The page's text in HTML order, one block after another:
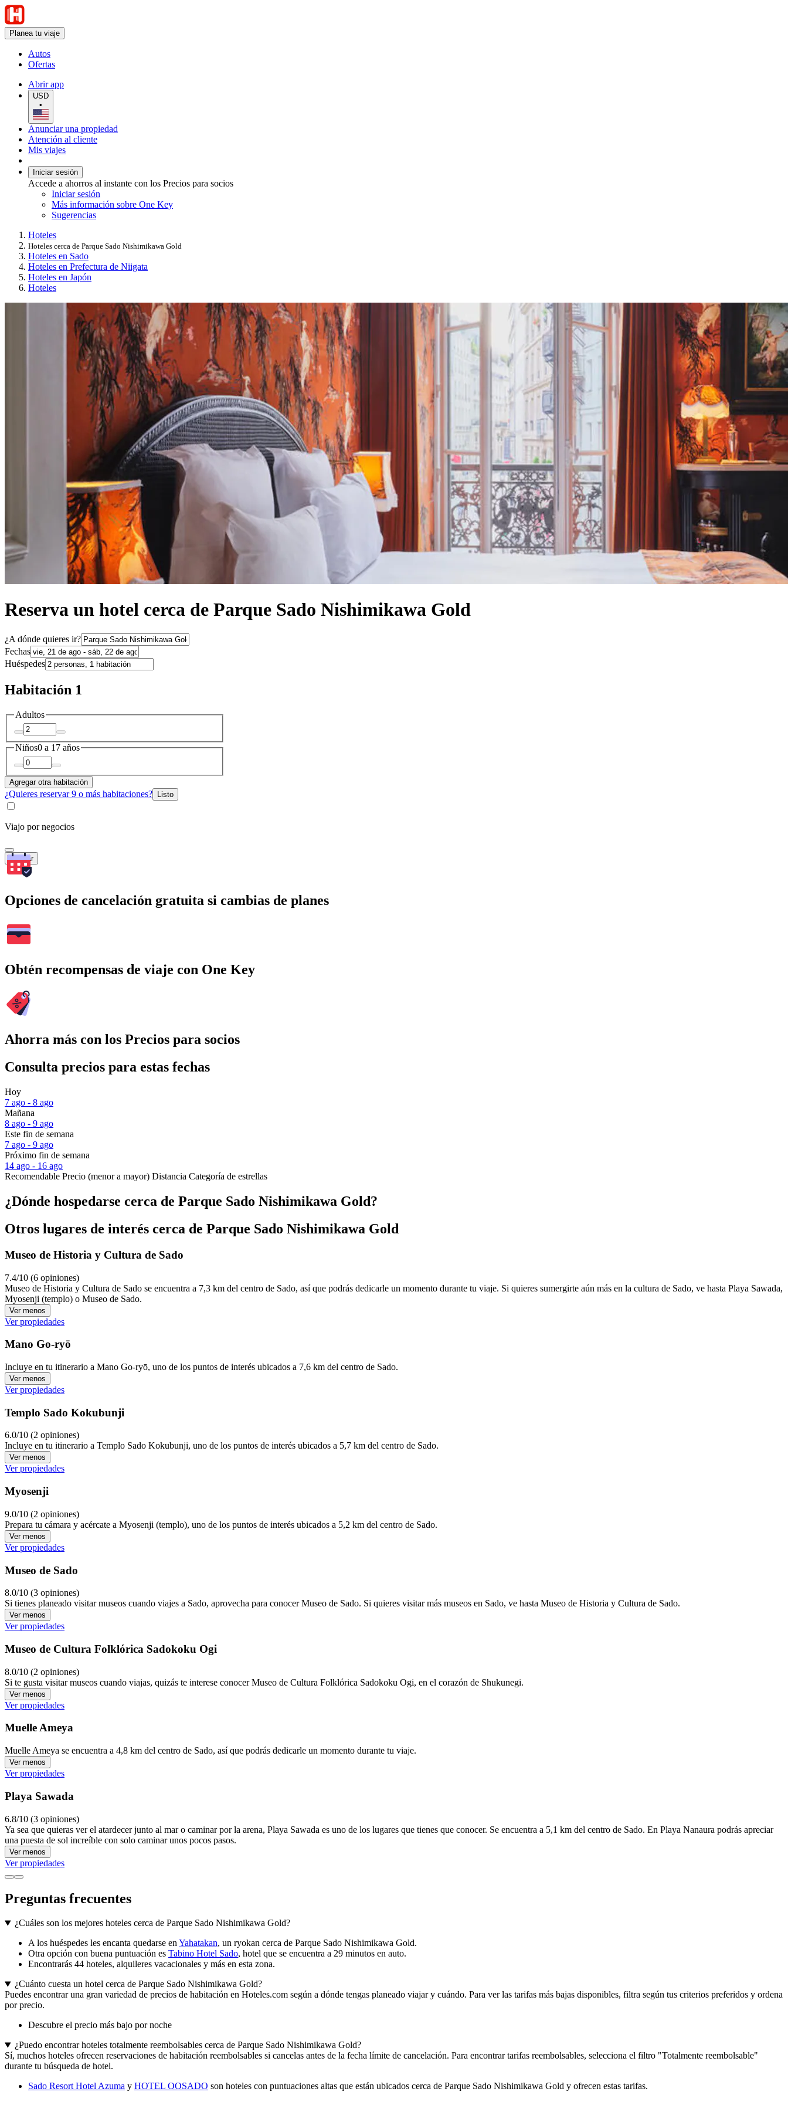
Planea tu viaje
Autos
Ofertas
Abrir app
USD
•
Anunciar una propiedad
Atención al cliente
Mis viajes
Iniciar sesión
Accede a ahorros al instante con los Precios para socios
Iniciar sesión
Más información sobre One Key
Sugerencias
Hoteles
Hoteles cerca de Parque Sado Nishimikawa Gold
Hoteles en Sado
Hoteles en Prefectura de Niigata
Hoteles en Japón
Hoteles
Reserva un hotel cerca de Parque Sado Nishimikawa Gold
¿A dónde quieres ir?
Fechas
Huéspedes
Habitación 1
Adultos
Niños0 a 17 años
Agregar otra habitación
¿Quieres reservar 9 o más habitaciones? Listo
Viajo por negocios
Buscar
Opciones de cancelación gratuita si cambias de planes
Obtén recompensas de viaje con One Key
Ahorra más con los Precios para socios
Consulta precios para estas fechas
Hoy
7 ago - 8 ago
Mañana
8 ago - 9 ago
Este fin de semana
7 ago - 9 ago
Próximo fin de semana
14 ago - 16 ago
Recomendable Precio (menor a mayor) Distancia Categoría de estrellas
¿Dónde hospedarse cerca de Parque Sado Nishimikawa Gold?
Otros lugares de interés cerca de Parque Sado Nishimikawa Gold
Museo de Historia y Cultura de Sado
7.4/10 (6 opiniones)
Museo de Historia y Cultura de Sado se encuentra a 7,3 km del centro de Sado, así que podrás dedicarle un momento durante tu viaje. Si quieres sumergirte aún más en la cultura de Sado, ve hasta Playa Sawada,
Myosenji (templo) o Museo de Sado.
Ver menos
Ver propiedades
Mano Go-ryō
Incluye en tu itinerario a Mano Go-ryō, uno de los puntos de interés ubicados a 7,6 km del centro de Sado.
Ver menos
Ver propiedades
Templo Sado Kokubunji
6.0/10 (2 opiniones)
Incluye en tu itinerario a Templo Sado Kokubunji, uno de los puntos de interés ubicados a 5,7 km del centro de Sado.
Ver menos
Ver propiedades
Myosenji
9.0/10 (2 opiniones)
Prepara tu cámara y acércate a Myosenji (templo), uno de los puntos de interés ubicados a 5,2 km del centro de Sado.
Ver menos
Ver propiedades
Museo de Sado
8.0/10 (3 opiniones)
Si tienes planeado visitar museos cuando viajes a Sado, aprovecha para conocer Museo de Sado. Si quieres visitar más museos en Sado, ve hasta Museo de Historia y Cultura de Sado.
Ver menos
Ver propiedades
Museo de Cultura Folklórica Sadokoku Ogi
8.0/10 (2 opiniones)
Si te gusta visitar museos cuando viajas, quizás te interese conocer Museo de Cultura Folklórica Sadokoku Ogi, en el corazón de Shukunegi.
Ver menos
Ver propiedades
Muelle Ameya
Muelle Ameya se encuentra a 4,8 km del centro de Sado, así que podrás dedicarle un momento durante tu viaje.
Ver menos
Ver propiedades
Playa Sawada
6.8/10 (3 opiniones)
Ya sea que quieras ver el atardecer junto al mar o caminar por la arena, Playa Sawada es uno de los lugares que tienes que conocer. Se encuentra a 5,1 km del centro de Sado. En Playa Nanaura podrás apreciar
una puesta de sol increíble con solo caminar unos pocos pasos.
Ver menos
Ver propiedades
Preguntas frecuentes
¿Cuáles son los mejores hoteles cerca de Parque Sado Nishimikawa Gold?
A los huéspedes les encanta quedarse enYahatakan, un ryokan cerca de Parque Sado Nishimikawa Gold.
Otra opción con buena puntuación es Tabino Hotel Sado, hotel que se encuentra a 29 minutos en auto.
Encontrarás 44 hoteles, alquileres vacacionales y más en esta zona.
¿Cuánto cuesta un hotel cerca de Parque Sado Nishimikawa Gold?
Puedes encontrar una gran variedad de precios de habitación en Hoteles.com según a dónde tengas planeado viajar y cuándo. Para ver las tarifas más bajas disponibles, filtra según tus criterios preferidos y ordena
por precio.
Descubre el precio más bajo por noche
¿Puedo encontrar hoteles totalmente reembolsables cerca de Parque Sado Nishimikawa Gold?
Sí, muchos hoteles ofrecen reservaciones de habitación reembolsables si cancelas antes de la fecha límite de cancelación. Para encontrar tarifas reembolsables, selecciona el filtro "Totalmente reembolsable"
durante tu búsqueda de hotel.
Sado Resort Hotel Azuma y HOTEL OOSADO son hoteles con puntuaciones altas que están ubicados cerca de Parque Sado Nishimikawa Gold y ofrecen estas tarifas.